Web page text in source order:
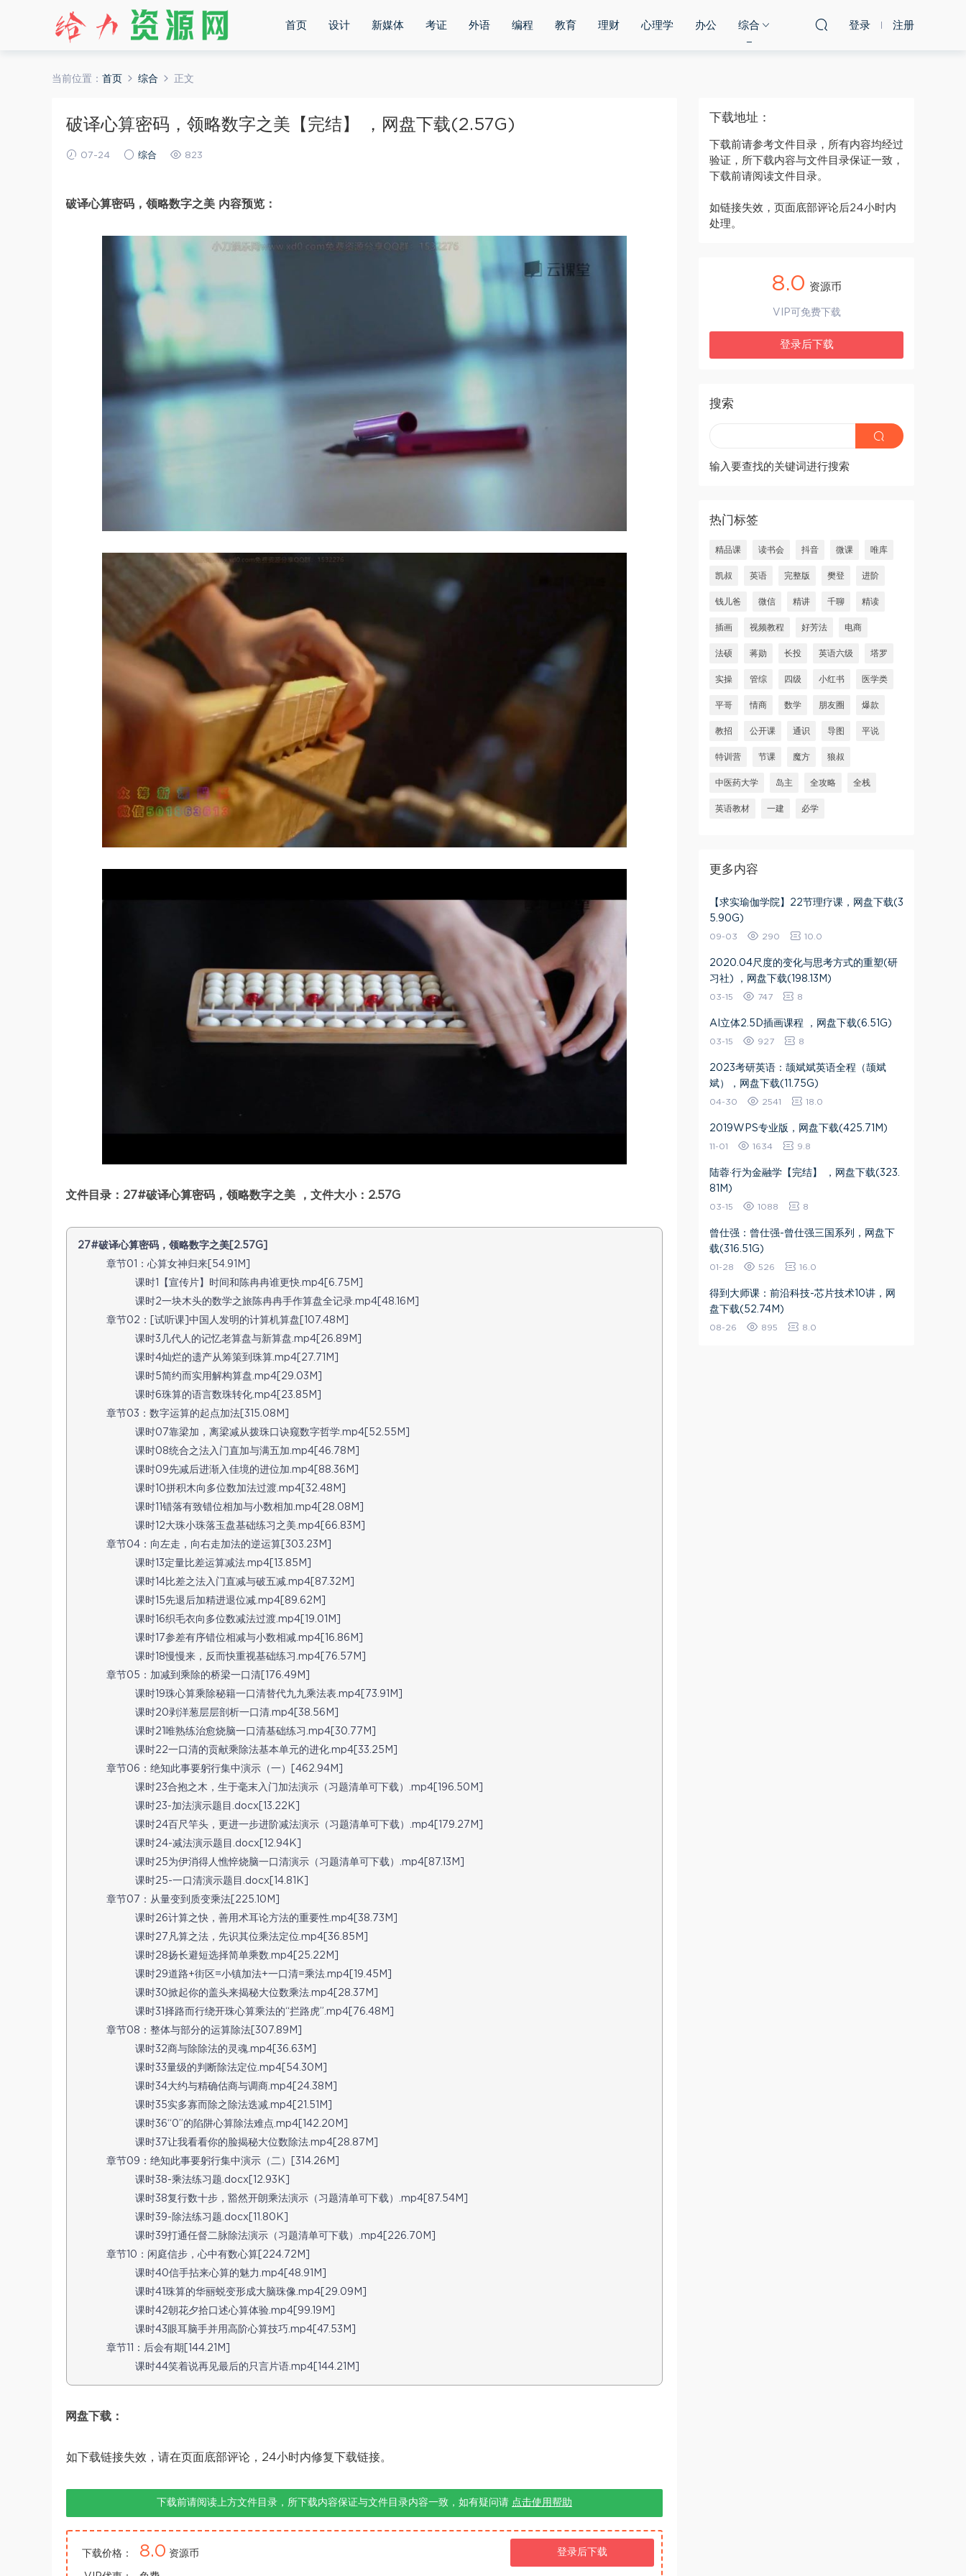
首页 设计 新媒体 考证 外语 编程 教育 理财 心理学 办公 综合 登录 注册
当前位置： 首页 综合 正文
破译心算密码，领略数字之美【完结】 ，网盘下载(2.57G)
07-24 综合 823
破译心算密码，领略数字之美 内容预览：
文件目录：27#破译心算密码，领略数字之美 ，文件大小：2.57G
27#破译心算密码，领略数字之美[2.57G]
章节01：心算女神归来[54.91M]
课时1【宣传片】时间和陈冉冉谁更快.mp4[6.75M]
课时2一块木头的数学之旅陈冉冉手作算盘全记录.mp4[48.16M]
章节02：[试听课]中国人发明的计算机算盘[107.48M]
课时3几代人的记忆老算盘与新算盘.mp4[26.89M]
课时4灿烂的遗产从筹策到珠算.mp4[27.71M]
课时5简约而实用解构算盘.mp4[29.03M]
课时6珠算的语言数珠转化.mp4[23.85M]
章节03：数字运算的起点加法[315.08M]
课时07靠梁加，离梁减从拨珠口诀窥数字哲学.mp4[52.55M]
课时08统合之法入门直加与满五加.mp4[46.78M]
课时09先减后进渐入佳境的进位加.mp4[88.36M]
课时10拼积木向多位数加法过渡.mp4[32.48M]
课时11错落有致错位相加与小数相加.mp4[28.08M]
课时12大珠小珠落玉盘基础练习之美.mp4[66.83M]
章节04：向左走，向右走加法的逆运算[303.23M]
课时13定量比差运算减法.mp4[13.85M]
课时14比差之法入门直减与破五减.mp4[87.32M]
课时15先退后加精进退位减.mp4[89.62M]
课时16织毛衣向多位数减法过渡.mp4[19.01M]
课时17参差有序错位相减与小数相减.mp4[16.86M]
课时18慢慢来，反而快重视基础练习.mp4[76.57M]
章节05：加减到乘除的桥梁一口清[176.49M]
课时19珠心算乘除秘籍一口清替代九九乘法表.mp4[73.91M]
课时20剥洋葱层层剖析一口清.mp4[38.56M]
课时21唯熟练治愈烧脑一口清基础练习.mp4[30.77M]
课时22一口清的贡献乘除法基本单元的进化.mp4[33.25M]
章节06：绝知此事要躬行集中演示（一）[462.94M]
课时23合抱之木，生于毫末入门加法演示（习题清单可下载）.mp4[196.50M]
课时23-加法演示题目.docx[13.22K]
课时24百尺竿头，更进一步进阶减法演示（习题清单可下载）.mp4[179.27M]
课时24-减法演示题目.docx[12.94K]
课时25为伊消得人憔悴烧脑一口清演示（习题清单可下载）.mp4[87.13M]
课时25-一口清演示题目.docx[14.81K]
章节07：从量变到质变乘法[225.10M]
课时26计算之快，善用术耳论方法的重要性.mp4[38.73M]
课时27凡算之法，先识其位乘法定位.mp4[36.85M]
课时28扬长避短选择简单乘数.mp4[25.22M]
课时29道路+街区=小镇加法+一口清=乘法.mp4[19.45M]
课时30掀起你的盖头来揭秘大位数乘法.mp4[28.37M]
课时31择路而行绕开珠心算乘法的“拦路虎”.mp4[76.48M]
章节08：整体与部分的运算除法[307.89M]
课时32商与除除法的灵魂.mp4[36.63M]
课时33量级的判断除法定位.mp4[54.30M]
课时34大约与精确估商与调商.mp4[24.38M]
课时35实多寡而除之除法迭减.mp4[21.51M]
课时36“0”的陷阱心算除法难点.mp4[142.20M]
课时37让我看看你的脸揭秘大位数除法.mp4[28.87M]
章节09：绝知此事要躬行集中演示（二）[314.26M]
课时38-乘法练习题.docx[12.93K]
课时38复行数十步，豁然开朗乘法演示（习题清单可下载）.mp4[87.54M]
课时39-除法练习题.docx[11.80K]
课时39打通任督二脉除法演示（习题清单可下载）.mp4[226.70M]
章节10：闲庭信步，心中有数心算[224.72M]
课时40信手拈来心算的魅力.mp4[48.91M]
课时41珠算的华丽蜕变形成大脑珠像.mp4[29.09M]
课时42朝花夕拾口述心算体验.mp4[99.19M]
课时43眼耳脑手并用高阶心算技巧.mp4[47.53M]
章节11：后会有期[144.21M]
课时44笑着说再见最后的只言片语.mp4[144.21M]
网盘下载：
如下载链接失效，请在页面底部评论，24小时内修复下载链接。
下载前请阅读上方文件目录，所下载内容保证与文件目录内容一致，如有疑问请 点击使用帮助
下载价格： 8.0 资源币 登录后下载
下载地址：
下载前请参考文件目录，所有内容均经过
验证，所下载内容与文件目录保证一致，
下载前请阅读文件目录。
如链接失效，页面底部评论后24小时内
处理。
8.0 资源币
VIP可免费下载
登录后下载
搜索
输入要查找的关键词进行搜索
热门标签
精品课 读书会 抖音 微课 唯库
凯叔 英语 完整版 樊登 进阶
钱儿爸 微信 精讲 千聊 精读
插画 视频教程 好芳法 电商
法硕 蒋勋 长投 英语六级 塔罗
实操 管综 四级 小红书 医学类
平哥 情商 数学 朋友圈 爆款
教招 公开课 通识 导图 平说
特训营 节课 魔方 狼叔
中医药大学 岛主 全攻略 全栈
英语教材 一建 必学
更多内容
【求实瑜伽学院】22节理疗课，网盘下载(3
5.90G)
09-03 290 10.0
2020.04尺度的变化与思考方式的重塑(研
习社) ，网盘下载(198.13M)
03-15 747 8
AI立体2.5D插画课程 ，网盘下载(6.51G)
03-15 927 8
2023考研英语：颉斌斌英语全程（颉斌
斌），网盘下载(11.75G)
04-30 2541 18.0
2019WPS专业版，网盘下载(425.71M)
11-01 1634 9.8
陆蓉·行为金融学【完结】 ，网盘下载(323.
81M)
03-15 1088 8
曾仕强：曾仕强-曾仕强三国系列，网盘下
载(316.51G)
01-28 526 16.0
得到大师课：前沿科技-芯片技术10讲，网
盘下载(52.74M)
08-26 895 8.0